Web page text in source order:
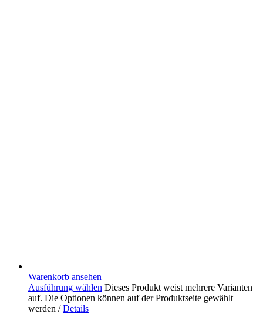
Warenkorb ansehen
Ausführung wählen Dieses Produkt weist mehrere Varianten
auf. Die Optionen können auf der Produktseite gewählt
werden / Details